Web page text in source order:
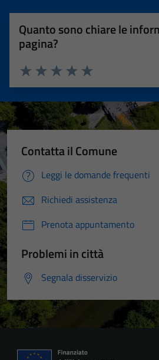
Quanto sono chiare le
pagina?
Valuta 5 stelle su 5
Valuta 4 stelle su 5
Valuta 3 stelle su 5
Valuta 2 stelle su 5
Valuta 1 stelle su 5
Contatta il Comune
Leggi le domande frequenti
Richiedi assistenza
Prenota appuntamento
Problemi in città
Segnala disservizio